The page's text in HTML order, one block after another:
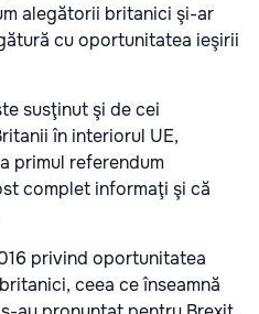
alegătorii britanici şi-ar
cu oportunitatea ieşirii
susţinut şi de cei
în interiorul UE,
primul referendum
complet informaţi şi că
privind oportunitatea
ceea ce înseamnă